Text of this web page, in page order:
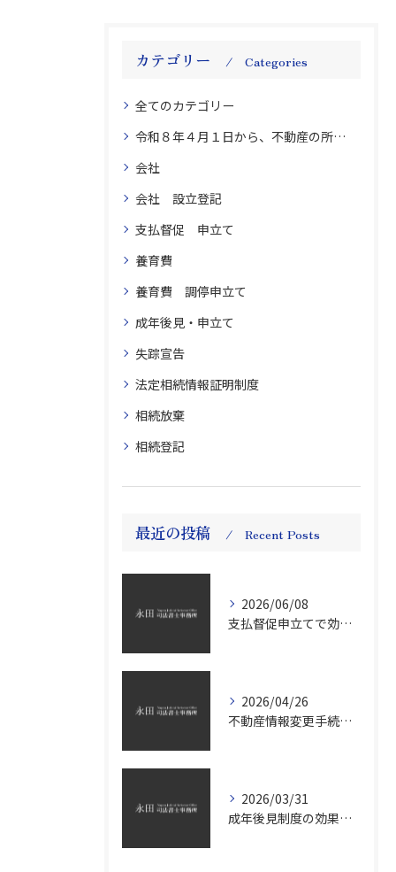
カテゴリー Categories
全てのカテゴリー
令和８年４月１日から、不動産の所有者氏名・住所の変更登記義務化 不動産 登記 変更義務
会社
会社 設立登記
支払督促 申立て
養育費
養育費 調停申立て
成年後見・申立て
失踪宣告
法定相続情報証明制度
相続放棄
相続登記
最近の投稿 Recent Posts
2026/06/08
支払督促申立てで効率的債権回収
2026/04/26
不動産情報変更手続の義務化と2026年対応のポイントを徹底解説
2026/03/31
成年後見制度の効果と申立て手続きを費用や選任基準までわかりやすく解説